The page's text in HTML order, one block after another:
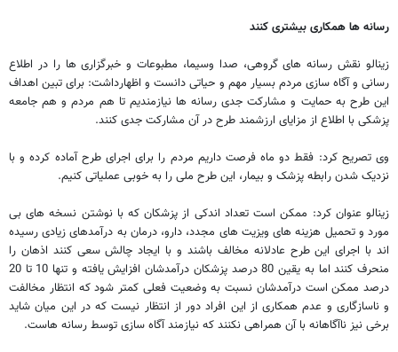
رسانه ها همکاری بیشتری کنند
زینالو نقش رسانه های گروهی، صدا وسیما، مطبوعات و خبرگزاری ها را در اطلاع
رسانی و آگاه سازی مردم بسیار مهم و حیاتی دانست و اظهارداشت: برای تبین اهداف
این طرح به حمایت و مشارکت جدی رسانه ها نیازمندیم تا هم مردم و هم جامعه
پزشکی با اطلاع از مزایای ارزشمند طرح در آن مشارکت جدی کنند.
وی تصریح کرد: فقط دو ماه فرصت داریم مردم را برای اجرای طرح آماده کرده و با
نزدیک شدن رابطه پزشک و بیمار، این طرح ملی را به خوبی عملیاتی کنیم.
زینالو عنوان کرد: ممکن است تعداد اندکی از پزشکان که با نوشتن نسخه های بی
مورد و تحمیل هزینه های ویزیت های مجدد، دارو، درمان به درآمدهای زیادی رسیده
اند با اجرای این طرح عادلانه مخالف باشند و با ایجاد چالش سعی کنند اذهان را
منحرف کنند اما به یقین 80 درصد پزشکان درآمدشان افزایش یافته و تنها 10 تا 20
درصد ممکن است درآمدشان نسبت به وضعیت فعلی کمتر شود که انتظار مخالفت
و ناسازگاری و عدم همکاری از این افراد دور از انتظار نیست که در این میان شاید
برخی نیز ناآگاهانه با آن همراهی نکنند که نیازمند آگاه سازی توسط رسانه هاست.